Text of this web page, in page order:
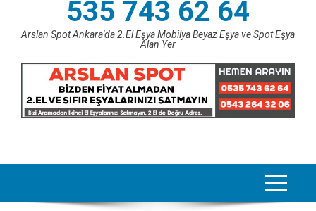
535 743 62 64
Arslan Spot Ankara'da 2.El Eşya Mobilya Beyaz Eşya ve Spot Eşya
Alan Yer